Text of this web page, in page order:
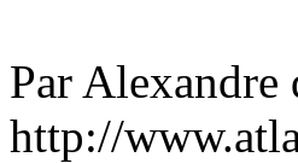
Par
http://